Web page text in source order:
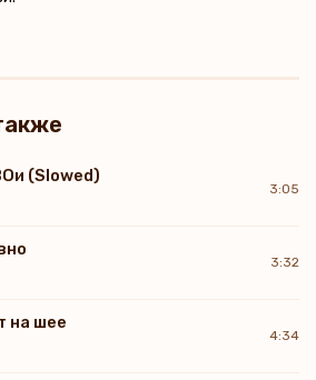
(Slowed)
3:05
3:32
на шее
4:34